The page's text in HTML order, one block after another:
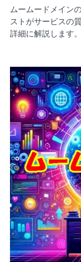
ムームードメイン
ストがサービスの
詳細に解説します。